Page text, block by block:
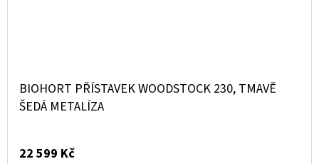
BIOHORT PŘÍSTAVEK WOODSTOCK 230, TMAVĚ
ŠEDÁ METALÍZA
22 599 Kč